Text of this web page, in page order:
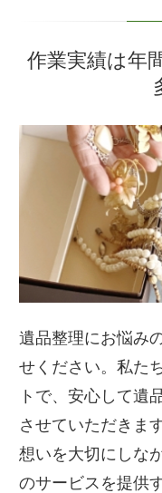
2026/08/
作業実績は年
遺品整理にお悩み
せください。私た
トで、安心して遺
させていただきま
想いを大切にしな
のサービスを提供